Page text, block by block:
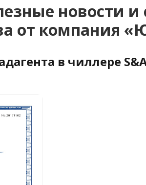
новости и
от компания
в чиллере S&A